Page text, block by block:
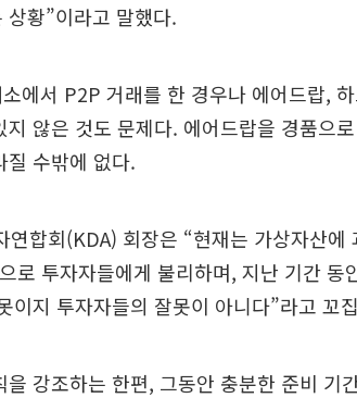
황”이라고 말했다.
에서 P2P 거래를 한 경우나 에어드랍,
않은 것도 문제다. 에어드랍을 경품으
질 수밖에 없다.
연합회(KDA) 회장은 “현재는 가상자산에
로 투자자들에게 불리하며, 지난 기간 동
이지 투자자들의 잘못이 아니다”라고 꼬
강조하는 한편, 그동안 충분한 준비 기